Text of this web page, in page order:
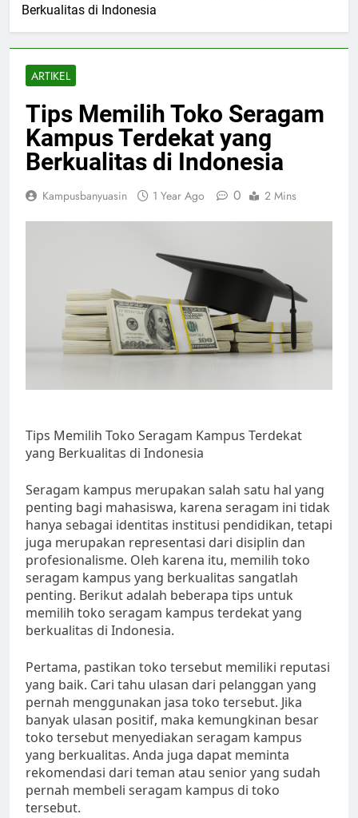
Berkualitas di Indonesia
ARTIKEL
Tips Memilih Toko Seragam
Kampus Terdekat yang
Berkualitas di Indonesia
Kampusbanyuasin 1 Year Ago 0 2 Mins
Tips Memilih Toko Seragam Kampus Terdekat
yang Berkualitas di Indonesia
Seragam kampus merupakan salah satu hal yang
penting bagi mahasiswa, karena seragam ini tidak
hanya sebagai identitas institusi pendidikan, tetapi
juga merupakan representasi dari disiplin dan
profesionalisme. Oleh karena itu, memilih toko
seragam kampus yang berkualitas sangatlah
penting. Berikut adalah beberapa tips untuk
memilih toko seragam kampus terdekat yang
berkualitas di Indonesia.
Pertama, pastikan toko tersebut memiliki reputasi
yang baik. Cari tahu ulasan dari pelanggan yang
pernah menggunakan jasa toko tersebut. Jika
banyak ulasan positif, maka kemungkinan besar
toko tersebut menyediakan seragam kampus
yang berkualitas. Anda juga dapat meminta
rekomendasi dari teman atau senior yang sudah
pernah membeli seragam kampus di toko
tersebut.